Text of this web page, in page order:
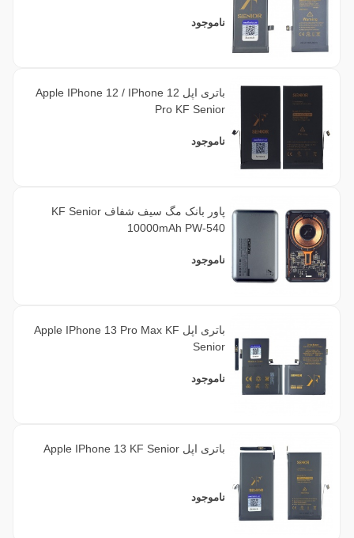
ناموجود
باتری اپل Apple IPhone 12 / IPhone 12
Pro KF Senior
ناموجود
پاور بانک مگ سیف شفاف KF Senior
10000mAh PW-540
ناموجود
باتری اپل Apple IPhone 13 Pro Max KF
Senior
ناموجود
باتری اپل Apple IPhone 13 KF Senior
ناموجود